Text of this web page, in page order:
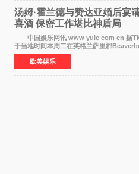
汤姆·霍兰德与赞达亚婚后宴
喜酒 保密工作堪比神盾局
中国娱乐网讯 www yule com cn 据
于当地时间本周二在英格兰萨里郡
顿）举办婚宴，邀请家人与朋友们喝喜酒，
欧美娱乐